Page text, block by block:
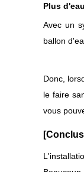
Plus
Avec un
ballon
Donc,
le faire
vous